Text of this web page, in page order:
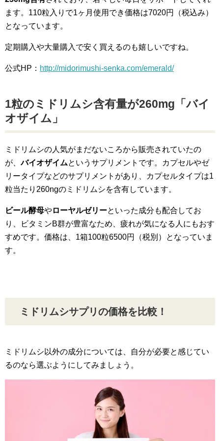
ます。110粒入りで1ヶ月使用でき価格は7020円（税込み）
となっています。
定期購入や大量購入で安く買えるのも嬉しいですね。
公式HP： http://midorimushi-senka.com/emerald/
1粒のミドリムシ含有量が260mg「バイ
オザイム」
ミドリムシの人気がまだないころから販売されていたの
が、バイオザイムというサプリメントです。カプセルやゼ
リータイプなどのサプリメントがあり、カプセルタイプは1
粒当たり260ngのミドリムシを含有しています。
ビール酵母やローヤルゼリーといった成分も配合してお
り、ビタミンB群が豊富なため、疲れが気になる人にもおす
すめです。価格は、1箱100粒6500円（税別）となっていま
す。
ミドリムシサプリの価格を比較！
ミドリムシ以外の成分については、自分が必要と感じてい
るのなら選ぶようにしてみましょう。